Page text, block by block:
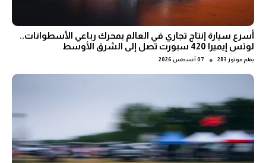
أسرع سيارة إنتاج تجاري في العالم بمحرك رباعي الأسطوانات..
لوتس إيميرا 420 سبورت تصل إلى الشرق الأوسط
بقلم موتور 283 ● 07 أغسطس 2026